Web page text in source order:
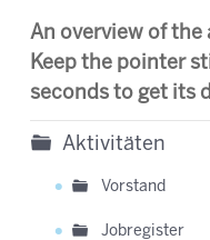
An overview of
Keep the pointer
seconds to get its
Aktivitäten
Vorstand
Jobregister